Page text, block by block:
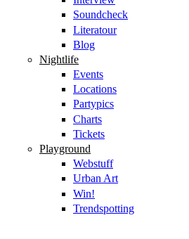
Soundcheck
Literatour
Blog
Nightlife
Events
Locations
Partypics
Charts
Tickets
Playground
Webstuff
Urban Art
Win!
Trendspotting